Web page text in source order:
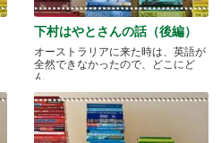
下村はやとさんの話（後編）
オーストラリアに来た時は、英語が
全然できなかったので、どこにど
ん.....